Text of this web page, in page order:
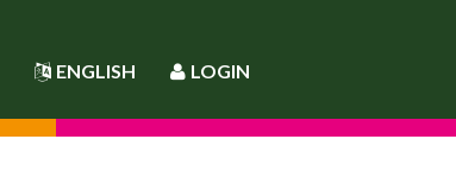
ENGLISH LOGIN